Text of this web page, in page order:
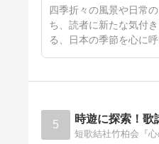
10日前
四季折々の風景や日常
ち、読者に新たな気付
る、日本の季節を心に
5 時遊に探索！
短歌結社竹柏会『